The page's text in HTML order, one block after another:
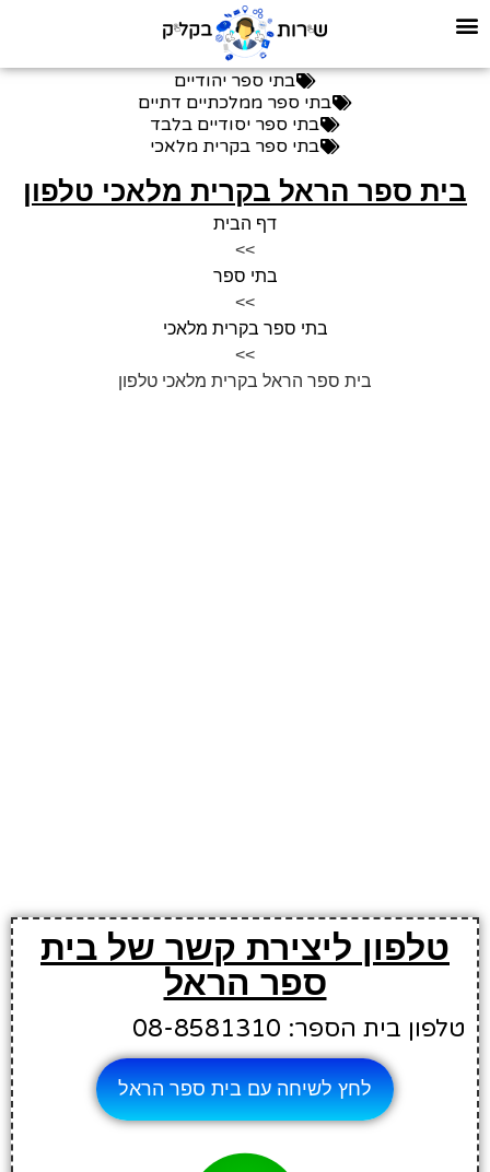
בתי ספר יהודיים
בתי ספר ממלכתיים דתיים
בתי ספר יסודיים בלבד
בתי ספר בקרית מלאכי
בית ספר הראל בקרית מלאכי טלפון
דף הבית
>>
בתי ספר
>>
בתי ספר בקרית מלאכי
>>
בית ספר הראל בקרית מלאכי טלפון
טלפון ליצירת קשר של בית
ספר הראל
טלפון בית הספר: 08-8581310
לחץ לשיחה עם בית ספר הראל